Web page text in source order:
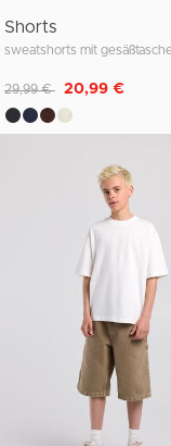
Shorts
Reduziert von
29,99 € auf
20,99 €